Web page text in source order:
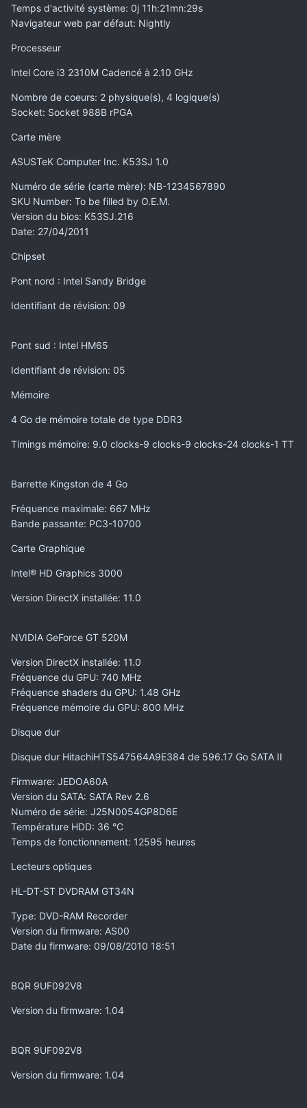
Temps d'activité système: 0j 11h:21mn:29s
Navigateur web par défaut: Nightly
Processeur
Intel Core i3 2310M Cadencé à 2.10 GHz
Nombre de coeurs: 2 physique(s), 4 logique(s)
Socket: Socket 988B rPGA
Carte mère
ASUSTeK Computer Inc. K53SJ 1.0
Numéro de série (carte mère): NB-1234567890
SKU Number: To be filled by O.E.M.
Version du bios: K53SJ.216
Date: 27/04/2011
Chipset
Pont nord : Intel Sandy Bridge
Identifiant de révision: 09
Pont sud : Intel HM65
Identifiant de révision: 05
Mémoire
4 Go de mémoire totale de type DDR3
Timings mémoire: 9.0 clocks-9 clocks-9 clocks-24 clocks-1 TT
Barrette Kingston de 4 Go
Fréquence maximale: 667 MHz
Bande passante: PC3-10700
Carte Graphique
Intel® HD Graphics 3000
Version DirectX installée: 11.0
NVIDIA GeForce GT 520M
Version DirectX installée: 11.0
Fréquence du GPU: 740 MHz
Fréquence shaders du GPU: 1.48 GHz
Fréquence mémoire du GPU: 800 MHz
Disque dur
Disque dur HitachiHTS547564A9E384 de 596.17 Go SATA II
Firmware: JEDOA60A
Version du SATA: SATA Rev 2.6
Numéro de série: J25N0054GP8D6E
Température HDD: 36 °C
Temps de fonctionnement: 12595 heures
Lecteurs optiques
HL-DT-ST DVDRAM GT34N
Type: DVD-RAM Recorder
Version du firmware: AS00
Date du firmware: 09/08/2010 18:51
BQR 9UF092V8
Version du firmware: 1.04
BQR 9UF092V8
Version du firmware: 1.04